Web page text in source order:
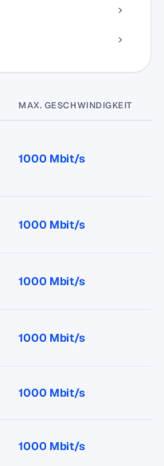
MAX. GESCHWINDIGKEIT
1000 Mbit/s
1000 Mbit/s
1000 Mbit/s
1000 Mbit/s
1000 Mbit/s
1000 Mbit/s